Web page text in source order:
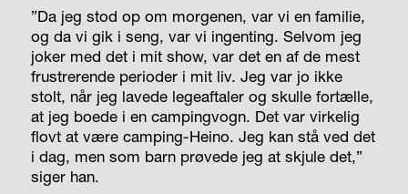
”Da jeg stod op om morgenen, var vi en familie,
og da vi gik i seng, var vi ingenting. Selvom jeg
joker med det i mit show, var det en af de mest
frustrerende perioder i mit liv. Jeg var jo ikke
stolt, når jeg lavede legeaftaler og skulle fortælle,
at jeg boede i en campingvogn. Det var virkelig
flovt at være camping-Heino. Jeg kan stå ved det
i dag, men som barn prøvede jeg at skjule det,”
siger han.